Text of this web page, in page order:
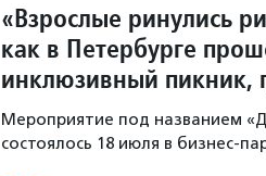
«Взрослые ринулись
как в Петербурге
инклюзивный пикник,
Мероприятие под названием
состоялось 18 июля в бизнес-